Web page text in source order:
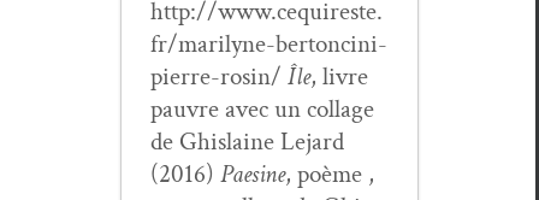
http://www.cequireste.
fr/marilyne-bertoncini-
pierre-rosin/ Île, livre
pau­vre avec un col­lage
de Ghis­laine Lejard
(2016) Pae­sine, poème ,